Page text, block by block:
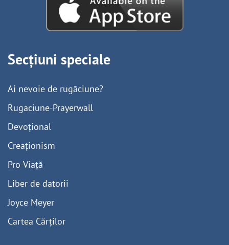
Secțiuni speciale
Ai nevoie de rugăciune?
Rugaciune-Prayerwall
Devoțional
Creaționism
Pro-Viață
Liber de datorii
Joyce Meyer
Cartea Cărților